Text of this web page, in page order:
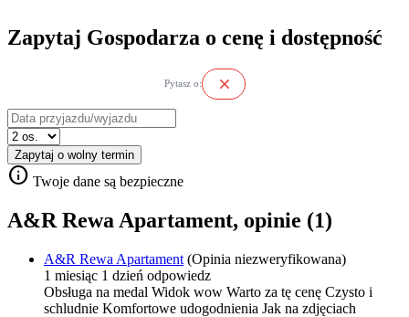
Zapytaj Gospodarza o cenę i dostępność
Pytasz o: close
Zapytaj o wolny termin
info Twoje dane są bezpieczne
A&R Rewa Apartament, opinie (1)
A&R Rewa Apartament (Opinia niezweryfikowana)
1 miesiąc 1 dzień odpowiedz
Obsługa na medal Widok wow Warto za tę cenę Czysto i
schludnie Komfortowe udogodnienia Jak na zdjęciach